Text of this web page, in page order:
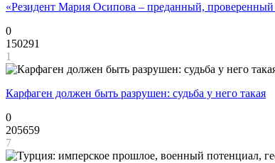
«Резидент Мария Осипова – преданный, проверенный
0
150291
1
Карфаген должен быть разрушен: судьба у него такая
0
205659
7